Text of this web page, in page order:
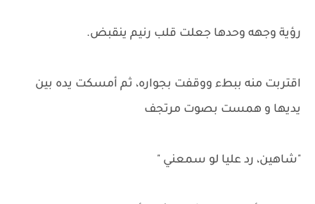
رؤية وجهه وحدها جعلت قلب رنيم ينقبض.
اقتربت منه ببطء ووقفت بجواره، ثم أمسكت يده بين
يديها و همست بصوت مرتجف
"شاهين، رد عليا لو سمعني "